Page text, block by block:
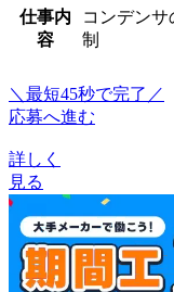
仕事内
容
コンデン
制
＼最短45秒で完了／
応募へ進む
詳しく
見る